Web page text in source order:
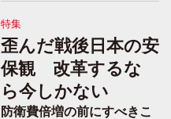
特集
歪んだ戦後日本の安
保観 改革するな
ら今しかない
防衛費倍増の前にすべきこ